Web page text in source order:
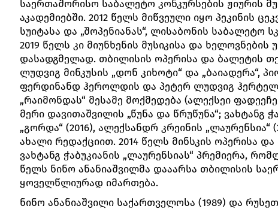
საერთაშორისო საბალეტო კონკურსების ჟიურის
აკადემიებში. 2012 წელს მიწვეული იყო პეკინის
სუიტასა და „შოპენიანას“, ლისაბონის საბალეტო
2019 წელს კი მიუნხენის მუსიკისა და ხელოვნების
დასადგმელად. თბილისის ოპერისა და ბალეტის
ლუდვიგ მინკუსის „დონ კიხოტი“ და „ბაიადერა“,
ფერდინანდ ჰეროლდის და პეტერ ლუდვიგ
„რაიმონდას“ მესამე მოქმედება (ალექსეი
მერი დავითაშვილის „წუნა და წრუწუნა“; ვახტანგ
„გორდა“ (2016), ალექსანდრ კრეინის „ლაურენსია“
ახალი რედაქციით. 2014 წელს მინსკის ოპერისა
ვახტანგ ჭაბუკიანის „ლაურენსიას“ პრემიერა,
წელს ნინო ანანიაშვილმა დააარსა თბილისის
ყოველწლიურად იმართება.
ნინო ანანიაშვილი საქართველოსა (1989) და